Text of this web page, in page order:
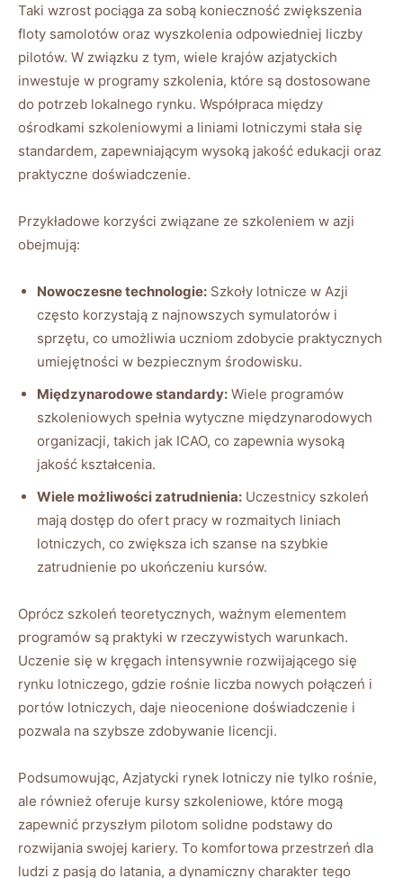
Taki wzrost pociąga za sobą konieczność ​zwiększenia
floty samolotów oraz​ wyszkolenia odpowiedniej liczby⁢
pilotów. W związku z ​tym, wiele krajów azjatyckich
inwestuje w programy szkolenia, które są dostosowane
do potrzeb lokalnego rynku. Współpraca między
ośrodkami szkoleniowymi a liniami lotniczymi ‍stała⁤ się
standardem, ⁣zapewniającym wysoką jakość edukacji oraz
praktyczne doświadczenie.⁣
Przykładowe korzyści związane ze szkoleniem w‌ azji
obejmują:
Nowoczesne technologie: Szkoły lotnicze w ⁤Azji
często korzystają ​z najnowszych symulatorów i
sprzętu, co umożliwia uczniom zdobycie praktycznych
umiejętności w ⁢bezpiecznym środowisku.
Międzynarodowe standardy: Wiele programów ​
szkoleniowych spełnia wytyczne międzynarodowych
organizacji, takich jak ‍ICAO, co ⁢zapewnia‍ wysoką
jakość‌ kształcenia.
Wiele możliwości zatrudnienia: Uczestnicy szkoleń
mają dostęp do ofert pracy w rozmaitych liniach
lotniczych, ‍co zwiększa ⁢ich szanse​ na szybkie
zatrudnienie po ukończeniu kursów.
Oprócz szkoleń teoretycznych, ⁣ważnym elementem
programów są praktyki w rzeczywistych warunkach.⁢
Uczenie się w kręgach intensywnie rozwijającego się
rynku ​lotniczego, gdzie rośnie liczba nowych połączeń i
⁣portów lotniczych,‍ daje nieocenione doświadczenie i
pozwala na szybsze zdobywanie licencji.
Podsumowując, Azjatycki rynek lotniczy ⁢nie tylko rośnie,
ale również oferuje kursy szkoleniowe, które ‌mogą
zapewnić przyszłym‍ pilotom ‌solidne‌ podstawy do
rozwijania swojej kariery. ‍To komfortowa przestrzeń ‍dla
ludzi z⁢ pasją do latania, a ‍dynamiczny charakter tego